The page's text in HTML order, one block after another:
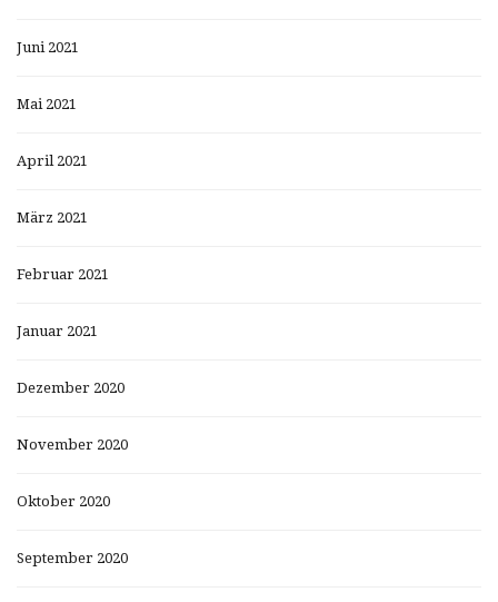
Juni 2021
Mai 2021
April 2021
März 2021
Februar 2021
Januar 2021
Dezember 2020
November 2020
Oktober 2020
September 2020